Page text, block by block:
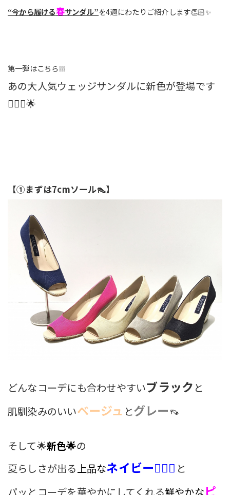
“今から履ける春サンダル”を4週にわたりご紹介します👏🏻✨
第一弾はこちら❕❕❕
あの大人気ウェッジサンダルに新色が登場です
💁🏼‍♀️🌟
【①まずは7cmソール👠】
どんなコーデにも合わせやすいブラック と
肌馴染みのいいベージュ とグレー👡
そして🌟新色🌟の
夏らしさが出る上品なネイビー🧜🏻‍♀️ と
パッとコーデを華やかにしてくれる鮮やかなピ